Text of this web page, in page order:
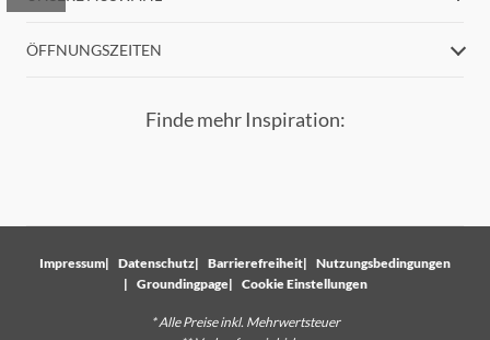
ÖFFNUNGSZEITEN
Finde mehr Inspiration:
Impressum Datenschutz Barrierefreiheit
Nutzungsbedingungen
Groundingpage
Cookie Einstellungen
* Alle Preise inkl. Mehrwertsteuer